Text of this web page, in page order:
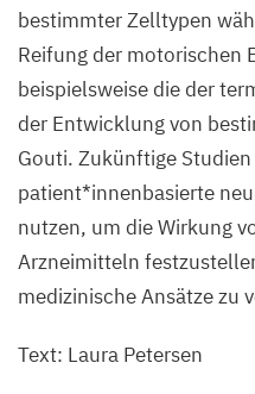
bestimmter Zelltypen
Reifung der motorischen
beispielsweise die der
der Entwicklung von
Gouti. Zukünftige
patient*innenbasierte
nutzen, um die Wirkung
Arzneimitteln
medizinische Ansätze zu
Text: Laura Petersen